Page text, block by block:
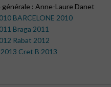
: Anne-Laure Danet
BARCELONE 2010
Braga 2011
Rabat 2012
2013 Cret B 2013